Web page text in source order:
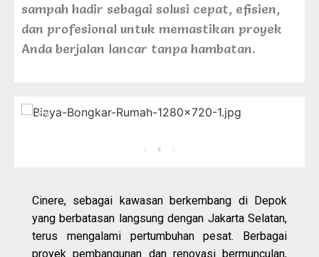
sampah hadir sebagai solusi cepat, efisien,
dan profesional untuk memastikan proyek
Anda berjalan lancar tanpa hambatan.
Cinere, sebagai kawasan berkembang di Depok
yang berbatasan langsung dengan Jakarta Selatan,
terus mengalami pertumbuhan pesat. Berbagai
proyek pembangunan dan renovasi bermunculan,